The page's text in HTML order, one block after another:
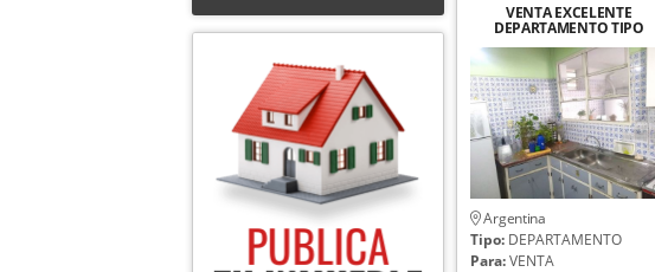
VENTA EXCELENTE
DEPARTAMENTO TIPO
CASA EN MENDOZA
Argentina
Tipo: DEPARTAMENTO
Para:VENTA